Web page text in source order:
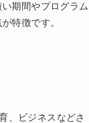
期間やプログラム
特徴です。
、ビジネスなどさ